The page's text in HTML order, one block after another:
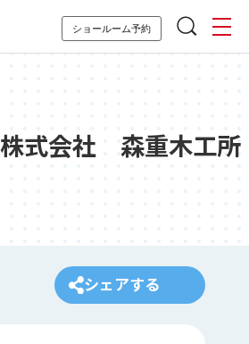
ショールーム予約
株式会社 森重木工所
シェアする